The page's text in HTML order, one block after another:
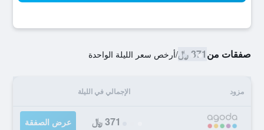
صفقات من371 ﷼ /أرخص سعر الليلة الواحدة
مزود الإجمالي في الليلة
371 ﷼ عرض الصفقة